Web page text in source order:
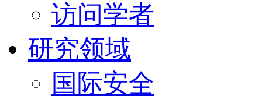
访问学者
研究领域
国际安全